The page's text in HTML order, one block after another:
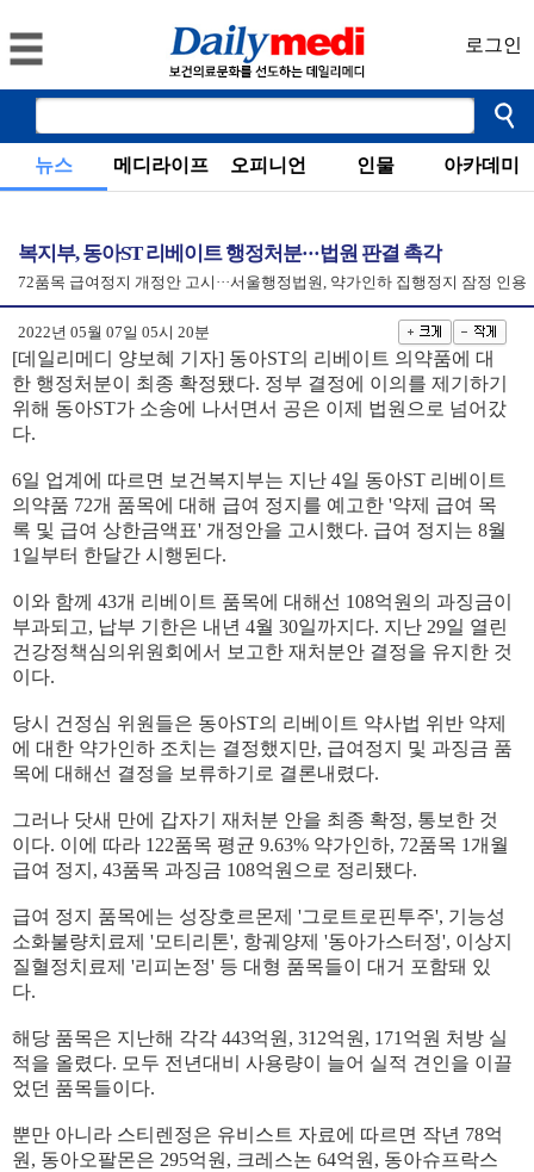
로그인
뉴스 메디라이프 오피니언 인물 아카데미
복지부, 동아ST 리베이트 행정처분···법원 판결 촉각
72품목 급여정지 개정안 고시···서울행정법원, 약가인하 집행정지 잠정 인용
2022년 05월 07일 05시 20분
[데일리메디 양보혜 기자] 동아ST의 리베이트 의약품에 대
한 행정처분이 최종 확정됐다. 정부 결정에 이의를 제기하기
위해 동아ST가 소송에 나서면서 공은 이제 법원으로 넘어갔
다.
6일 업계에 따르면 보건복지부는 지난 4일 동아ST 리베이트
의약품 72개 품목에 대해 급여 정지를 예고한 '약제 급여 목
록 및 급여 상한금액표' 개정안을 고시했다. 급여 정지는 8월
1일부터 한달간 시행된다.
이와 함께 43개 리베이트 품목에 대해선 108억원의 과징금이
부과되고, 납부 기한은 내년 4월 30일까지다. 지난 29일 열린
건강정책심의위원회에서 보고한 재처분안 결정을 유지한 것
이다.
당시 건정심 위원들은 동아ST의 리베이트 약사법 위반 약제
에 대한 약가인하 조치는 결정했지만, 급여정지 및 과징금 품
목에 대해선 결정을 보류하기로 결론내렸다.
그러나 닷새 만에 갑자기 재처분 안을 최종 확정, 통보한 것
이다. 이에 따라 122품목 평균 9.63% 약가인하, 72품목 1개월
급여 정지, 43품목 과징금 108억원으로 정리됐다.
급여 정지 품목에는 성장호르몬제 '그로트로핀투주', 기능성
소화불량치료제 '모티리톤', 항궤양제 '동아가스터정', 이상지
질혈정치료제 '리피논정' 등 대형 품목들이 대거 포함돼 있
다.
해당 품목은 지난해 각각 443억원, 312억원, 171억원 처방 실
적을 올렸다. 모두 전년대비 사용량이 늘어 실적 견인을 이끌
었던 품목들이다.
뿐만 아니라 스티렌정은 유비스트 자료에 따르면 작년 78억
원, 동아오팔몬은 295억원, 크레스논 64억원, 동아슈프락스